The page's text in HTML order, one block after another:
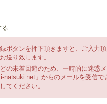
る
ボタンを押下頂きますと、ご入力
送り致します。
の未着回避のため、一時的に迷惑
natsuki.net」からのメールを受信で
てください。